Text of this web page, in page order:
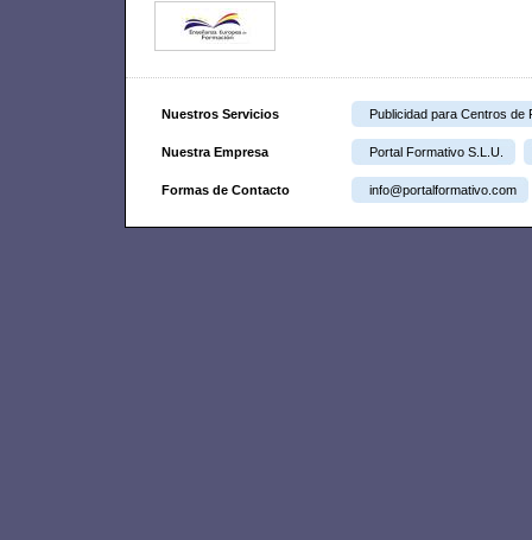
Nuestros Servicios Publicidad para Centros de
Nuestra Empresa Portal Formativo S.L.U.
Formas de Contacto info@portalformativo.com